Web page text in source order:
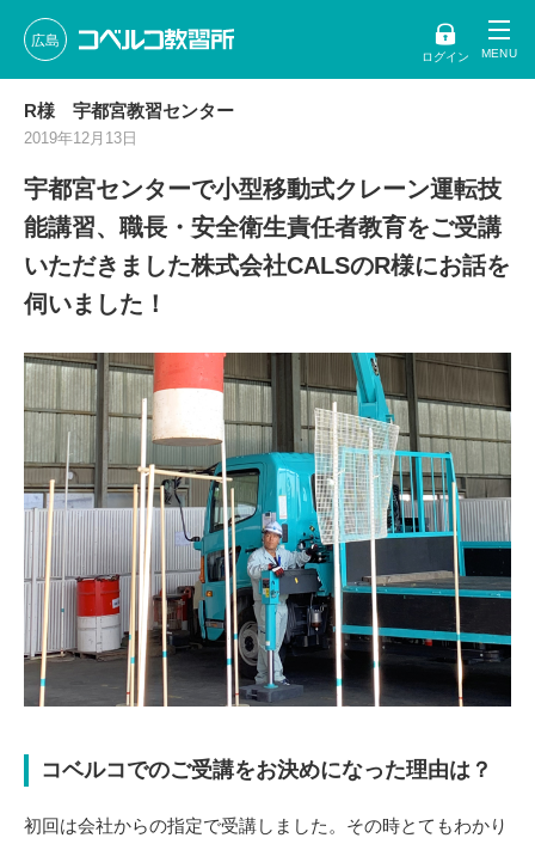
広島
ログイン
R様 宇都宮教習センター
2019年12月13日
宇都宮センターで小型移動式クレーン運転技
能講習、職長・安全衛生責任者教育をご受講
いただきました株式会社CALSのR様にお話を
伺いました！
コベルコでのご受講をお決めになった理由は？
初回は会社からの指定で受講しました。その時とてもわかり